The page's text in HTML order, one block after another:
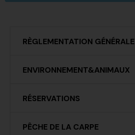
RÈGLEMENTATION GÉNÉRALE
ENVIRONNEMENT&ANIMAUX
RÉSERVATIONS
PÊCHE DE LA CARPE